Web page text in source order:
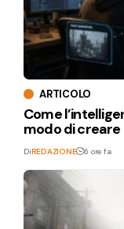
ARTICOLO
Come
modo di creare
DiREDAZIONE 6 ore fa